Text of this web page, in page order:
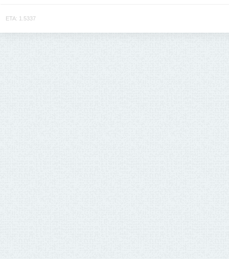
ETA: 1.5337